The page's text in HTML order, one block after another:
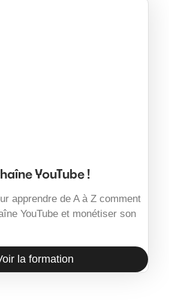
YouTube !
apprendre de A à Z comment
YouTube et monétiser son
la formation